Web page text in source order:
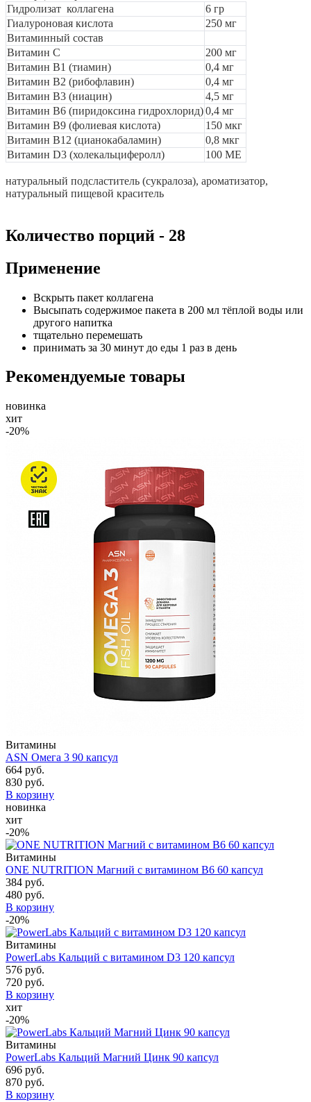
Гидролизат коллагена
6 гр
Гиалуроновая кислота
250 мг
Витаминный состав
Витамин C
200 мг
Витамин B1 (тиамин)
0,4 мг
Витамин B2 (рибофлавин)
0,4 мг
Витамин B3 (ниацин)
4,5 мг
Витамин B6 (пиридоксина гидрохлорид)0,4 мг
Витамин B9 (фолиевая кислота)
150 мкг
Витамин B12 (цианокабаламин)
0,8 мкг
Витамин D3 (холекальциферолл)
100 ME
натуральный подсластитель (сукралоза), ароматизатор,
натуральный пищевой краситель
Количество порций - 28
Применение
Вскрыть пакет коллагена
Высыпать содержимое пакета в 200 мл тёплой воды или
другого напитка
тщательно перемешать
принимать за 30 минут до еды 1 раз в день
Рекомендуемые товары
новинка
хит
-20%
Витамины
ASN Омега 3 90 капсул
664 руб.
830 руб.
В корзину
новинка
хит
-20%
Витамины
ONE NUTRITION Магний с витамином В6 60 капсул
384 руб.
480 руб.
В корзину
-20%
Витамины
PowerLabs Кальций с витамином D3 120 капсул
576 руб.
720 руб.
В корзину
хит
-20%
Витамины
PowerLabs Кальций Магний Цинк 90 капсул
696 руб.
870 руб.
В корзину